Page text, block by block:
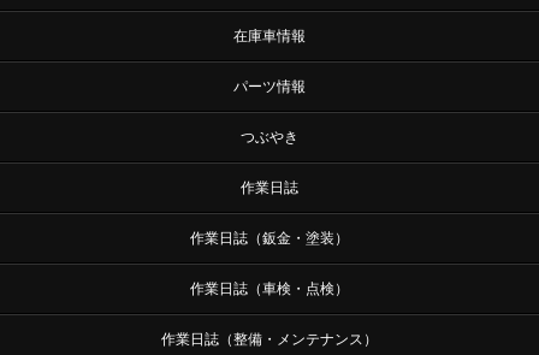
在庫車情報
パーツ情報
つぶやき
作業日誌
作業日誌（鈑金・塗装）
作業日誌（車検・点検）
作業日誌（整備・メンテナンス）